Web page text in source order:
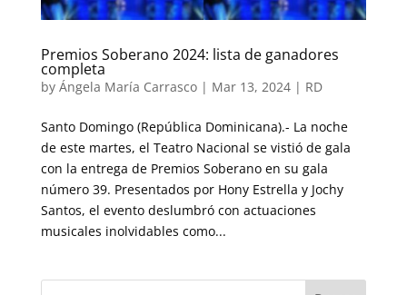
Premios Soberano 2024: lista de ganadores
completa
by Ángela María Carrasco| Mar 13, 2024| RD
Santo Domingo (República Dominicana).- La noche
de este martes, el Teatro Nacional se vistió de gala
con la entrega de Premios Soberano en su gala
número 39. Presentados por Hony Estrella y Jochy
Santos, el evento deslumbró con actuaciones
musicales inolvidables como...